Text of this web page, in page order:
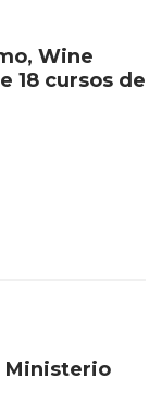
Wine
18 cursos de
Ministerio